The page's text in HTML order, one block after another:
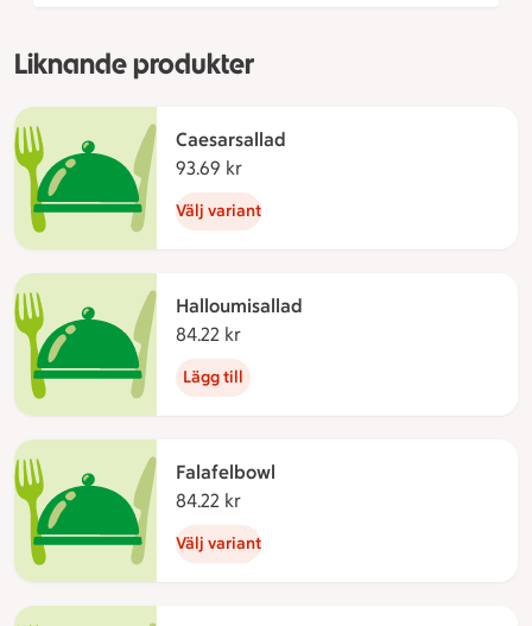
Liknande produkter
Caesarsallad
93.69 kr
Välj variant
Halloumisallad
84.22 kr
Lägg till
Falafelbowl
84.22 kr
Välj variant